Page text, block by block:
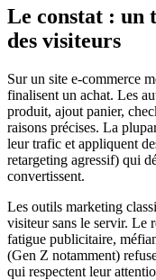
Le constat : un
des visiteurs
Sur un site e-commerce
finalisent un achat. Les
produit, ajout panier,
raisons précises. La
leur trafic et appliquent
retargeting agressif) qui
convertissent.
Les outils marketing
visiteur sans le servir. Le
fatigue publicitaire,
(Gen Z notamment)
qui respectent leur